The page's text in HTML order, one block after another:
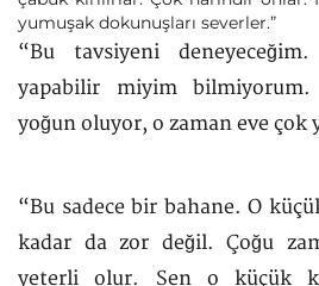
yumuşak dokunuşları severler.”
“Bu tavsiyeni
yapabilir miyim
yoğun oluyor, o zaman eve
“Bu sadece bir bahane. O
kadar da zor değil. Çoğu
yeterli olur. Sen o küçük